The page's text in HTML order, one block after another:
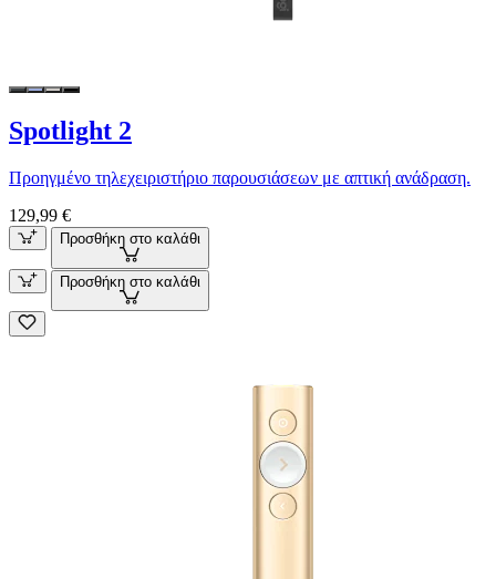
Spotlight 2
Προηγμένο τηλεχειριστήριο παρουσιάσεων με απτική ανάδραση.
129,99 €
Προσθήκη στο καλάθι
Προσθήκη στο καλάθι